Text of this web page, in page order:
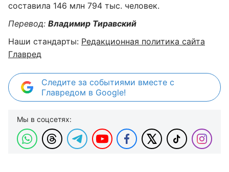
составила 146 млн 794 тыс. человек.
Перевод: Владимир Тиравский
Наши стандарты: Редакционная политика сайта
Главред
Следите за событиями вместе с
Главредом в Google!
Мы в соцсетях: